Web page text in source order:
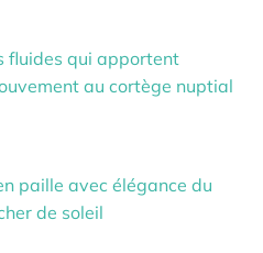
fluides qui apportent
au cortège nuptial
paille avec élégance du
de soleil